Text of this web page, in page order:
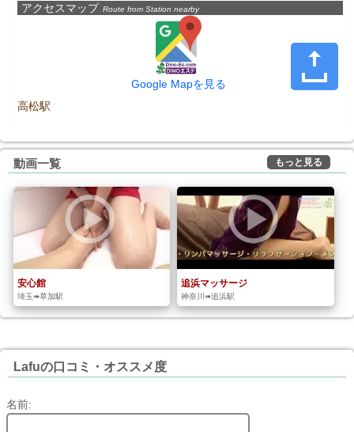
アクセスマップ Route from Station nearby
Google Mapを見る
高松駅
動画一覧 もっと見る
安心館
埼玉➠草加駅
追浜マッサージ
神奈川➠追浜駅
Lafuの口コミ・オススメ度
名前: